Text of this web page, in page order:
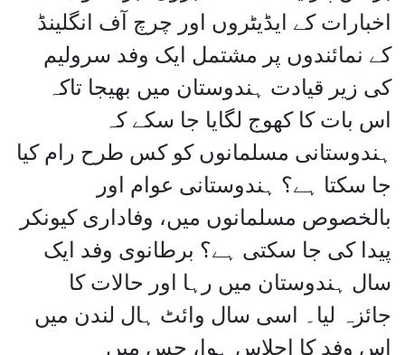
اخبارات کے ایڈیٹروں اور چرچ آف انگلینڈ
کے نمائندوں پر مشتمل ایک وفد سرولیم
کی زیر قیادت ہندوستان میں بھیجا تاکہ
اس بات کا کھوج لگایا جا سکے کہ
ہندوستانی مسلمانوں کو کس طرح رام کیا
جا سکتا ہے؟ ہندوستانی عوام اور
بالخصوص مسلمانوں میں، وفاداری کیونکر
پیدا کی جا سکتی ہے؟ برطانوی وفد ایک
سال ہندوستان میں رہا اور حالات کا
جائزہ لیا۔ اسی سال وائٹ ہال لندن میں
اس وفد کا اجلاس ہوا، جس میں